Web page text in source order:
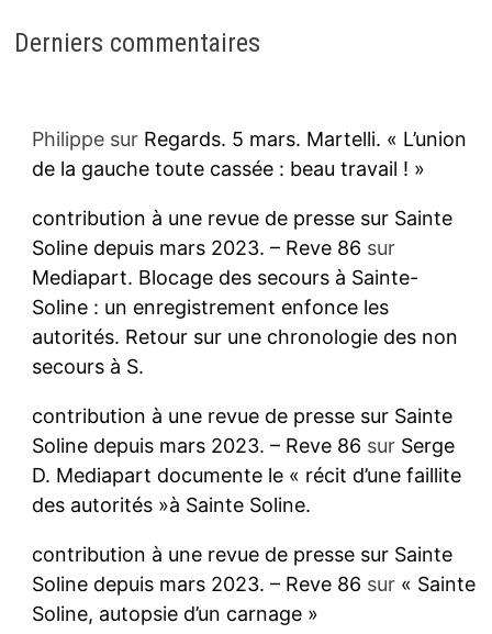
Derniers commentaires
Philippesur Regards. 5 mars. Martelli. « L’union
de la gauche toute cassée : beau travail ! »
contribution à une revue de presse sur Sainte
Soline depuis mars 2023. – Reve 86 sur
Mediapart. Blocage des secours à Sainte-
Soline : un enregistrement enfonce les
autorités. Retour sur une chronologie des non
secours à S.
contribution à une revue de presse sur Sainte
Soline depuis mars 2023. – Reve 86 sur Serge
D. Mediapart documente le « récit d’une faillite
des autorités »à Sainte Soline.
contribution à une revue de presse sur Sainte
Soline depuis mars 2023. – Reve 86 sur « Sainte
Soline, autopsie d’un carnage »